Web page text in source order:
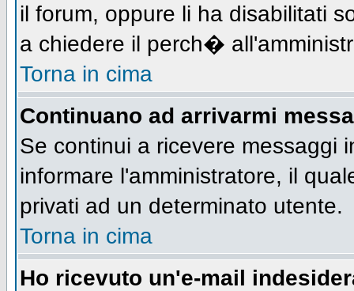
il forum, oppure li ha disabilitati
a chiedere il perch�
Torna in cima
Continuano ad arrivarmi
Se continui a ricevere messaggi
informare l'amministratore, il
privati ad un determinato utente.
Torna in cima
Ho ricevuto un'e-mail